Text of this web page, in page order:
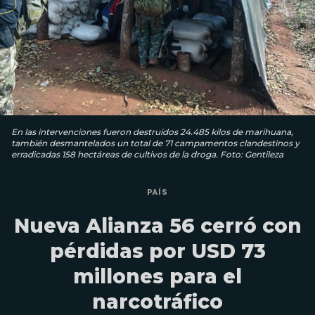
En las intervenciones fueron destruidos 24.485 kilos de marihuana,
también desmantelados un total de 71 campamentos clandestinos y
erradicadas 158 hectáreas de cultivos de la droga. Foto: Gentileza
PAÍS
Nueva Alianza 56 cerró con
pérdidas por USD 73
millones para el
narcotráfico